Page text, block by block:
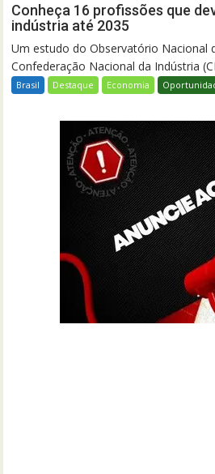
Conheça 16 profissões que
indústria até 2035
Um estudo do Observatório Nacional
Confederação Nacional da Indústria
Brasil Destaque Economia